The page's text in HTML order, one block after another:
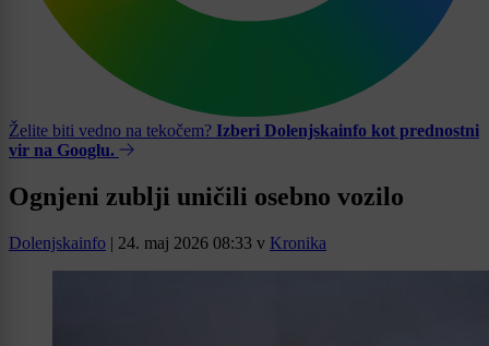
Želite biti vedno na tekočem? Izberi Dolenjskainfo kot prednostni
vir na Googlu.
Ognjeni zublji uničili osebno vozilo
Dolenjskainfo | 24. maj 2026 08:33 v Kronika